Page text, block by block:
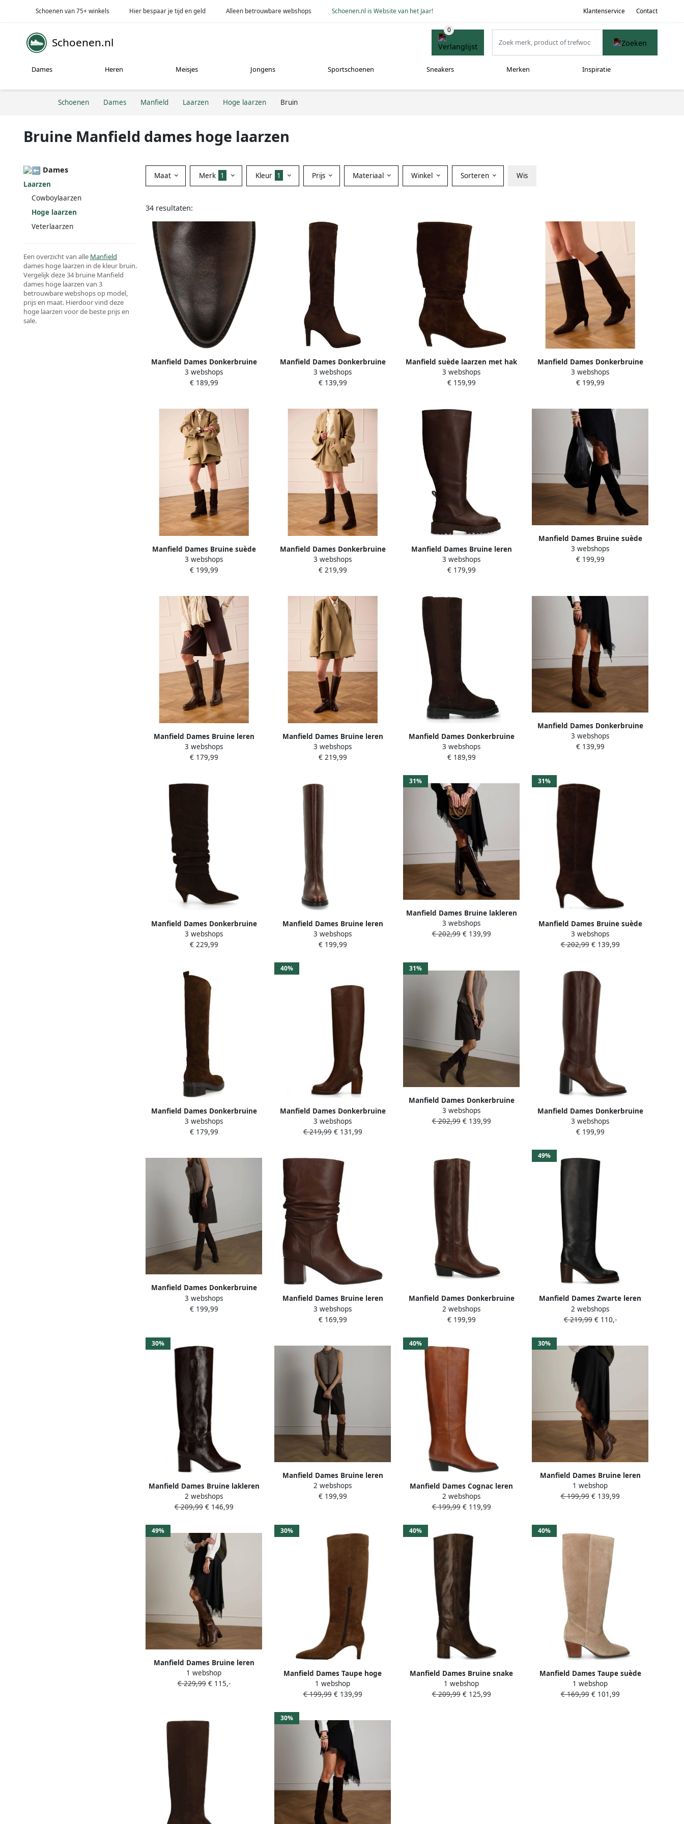
Schoenen van 75+ winkels Hier bespaar je tijd en geld Alleen betrouwbare webshops Schoenen.nl is Website van het Jaar! Klantenservice Contact
Schoenen.nl
Dames Heren Meisjes Jongens Sportschoenen Sneakers Merken Inspiratie
Schoenen Dames Manfield Laarzen Hoge laarzen Bruin
Bruine Manfield dames hoge laarzen
Dames
Laarzen
Cowboylaarzen
Hoge laarzen
Veterlaarzen
Een overzicht van alle Manfield
dames hoge laarzen in de kleur bruin.
Vergelijk deze 34 bruine Manfield
dames hoge laarzen van 3
betrouwbare webshops op model,
prijs en maat. Hierdoor vind deze
hoge laarzen voor de beste prijs en
sale.
Maat Merk 1 Kleur 1 Prijs Materiaal Winkel Sorteren Wis
34 resultaten:
Manfield Dames Donkerbruine
hoge leren laarzen
3 webshops
€ 189,99
Manfield Dames Donkerbruine
suèdine hoge stretch laarzen
3 webshops
€ 139,99
Manfield suède laarzen met hak
bruin
3 webshops
€ 159,99
Manfield Dames Donkerbruine
suède hoge laarzen met hak
3 webshops
€ 199,99
Manfield Dames Bruine suède
laarzen met flap
3 webshops
€ 199,99
Manfield Dames Donkerbruine
suède hoge laarzen
3 webshops
€ 219,99
Manfield Dames Bruine leren
hoge laarzen
3 webshops
€ 179,99
Manfield Dames Bruine suède
hoge laarzen met hak
3 webshops
€ 199,99
Manfield Dames Bruine leren
hoge laarzen
3 webshops
€ 179,99
Manfield Dames Bruine leren
hoge laarzen
3 webshops
€ 219,99
Manfield Dames Donkerbruine
suède hoge laarzen
3 webshops
€ 189,99
Manfield Dames Donkerbruine
hoge stretch laarzen
3 webshops
€ 139,99
Manfield Dames Donkerbruine
suède hoge laarzen met
kittenheel
3 webshops
€ 229,99
Manfield Dames Bruine leren
hoge laarzen met hak
3 webshops
€ 199,99
31%
Manfield Dames Bruine lakleren
hoge laarzen
3 webshops
€ 202,99€ 139,99
31%
Manfield Dames Bruine suède
hoge laarzen met hak
3 webshops
€ 202,99€ 139,99
Manfield Dames Donkerbruine
suède hoge laarzen
3 webshops
€ 179,99
40%
Manfield Dames Donkerbruine
leren hoge laarzen met hak
3 webshops
€ 219,99€ 131,99
31%
Manfield Dames Donkerbruine
suède hoge laarzen
3 webshops
€ 202,99€ 139,99
Manfield Dames Donkerbruine
hoge leren laarzen met hak
3 webshops
€ 199,99
Manfield Dames Donkerbruine
suède hoge laarzen met hak
3 webshops
€ 199,99
Manfield Dames Bruine leren
laarzen met hak
3 webshops
€ 169,99
Manfield Dames Donkerbruine
leren hoge laarzen
2 webshops
€ 199,99
49%
Manfield Dames Zwarte leren
hoge laarzen met hak
2 webshops
€ 219,99€ 110,-
30%
Manfield Dames Bruine lakleren
hoge laarzen met hak
2 webshops
€ 209,99€ 146,99
Manfield Dames Bruine leren
hoge laarzen met hak
2 webshops
€ 199,99
40%
Manfield Dames Cognac leren
hoge laarzen
2 webshops
€ 199,99€ 119,99
30%
Manfield Dames Bruine leren
hoge laarzen
1 webshop
€ 199,99€ 139,99
49%
Manfield Dames Bruine leren
hoge laarzen met hak
1 webshop
€ 229,99€ 115,-
30%
Manfield Dames Taupe hoge
suède laarzen met hak
1 webshop
€ 199,99€ 139,99
40%
Manfield Dames Bruine snake
print hoge leren laarzen met hak
1 webshop
€ 209,99€ 125,99
40%
Manfield Dames Taupe suède
hoge laarzen met hak
1 webshop
€ 169,99€ 101,99
30%